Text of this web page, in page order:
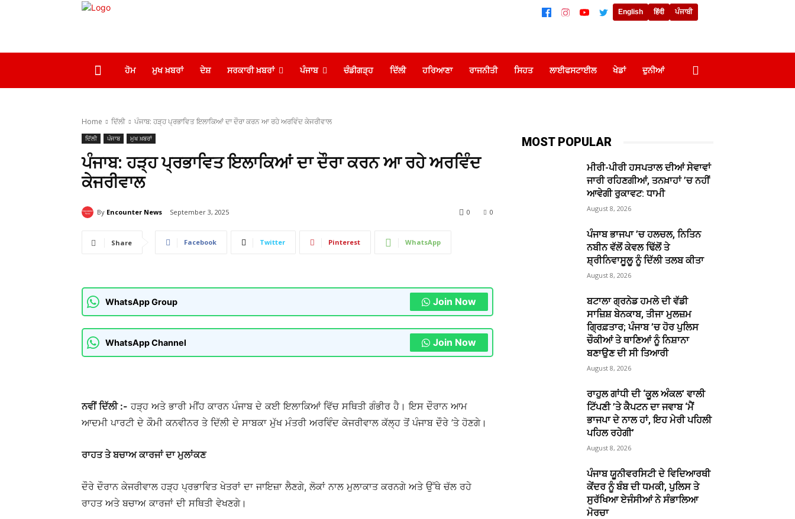
English हिंदी ਪੰਜਾਬੀ
ਹੋਮ ਮੁਖ ਖ਼ਬਰਾਂ ਦੇਸ਼ ਸਰਕਾਰੀ ਖ਼ਬਰਾਂ ਪੰਜਾਬ ਚੰਡੀਗੜ੍ਹ ਦਿੱਲੀ ਹਰਿਆਣਾ ਰਾਜਨੀਤੀ ਸਿਹਤ ਲਾਈਫਸਟਾਈਲ ਖੇਡਾਂ ਦੁਨੀਆਂ
Home ਦਿੱਲੀ ਪੰਜਾਬ: ਹੜ੍ਹ ਪ੍ਰਭਾਵਿਤ ਇਲਾਕਿਆਂ ਦਾ ਦੌਰਾ ਕਰਨ ਆ ਰਹੇ ਅਰਵਿੰਦ ਕੇਜਰੀਵਾਲ
ਦਿੱਲੀ ਪੰਜਾਬ ਮੁਖ ਖ਼ਬਰਾਂ
ਪੰਜਾਬ: ਹੜ੍ਹ ਪ੍ਰਭਾਵਿਤ ਇਲਾਕਿਆਂ ਦਾ ਦੌਰਾ ਕਰਨ ਆ ਰਹੇ ਅਰਵਿੰਦ
ਕੇਜਰੀਵਾਲ
By Encounter News September 3, 2025 0
0
Share Facebook Twitter Pinterest WhatsApp
WhatsApp Group Join Now
WhatsApp Channel Join Now
ਨਵੀਂ ਦਿੱਲੀ :- ਹੜ੍ਹ ਅਤੇ ਭਾਰੀ ਮੀਂਹ ਕਾਰਨ ਪੰਜਾਬ ਦੇ ਕਈ ਇਲਾਕਿਆਂ ਵਿੱਚ ਸਥਿਤੀ ਗੰਭੀਰ ਹੈ। ਇਸ ਦੌਰਾਨ ਆਮ
ਆਦਮੀ ਪਾਰਟੀ ਦੇ ਕੌਮੀ ਕਨਵੀਨਰ ਤੇ ਦਿੱਲੀ ਦੇ ਸਾਬਕਾ ਮੁੱਖ ਮੰਤਰੀ ਅਰਵਿੰਦ ਕੇਜਰੀਵਾਲ ਕੱਲ੍ਹ ਤੋਂ ਪੰਜਾਬ ਦੌਰੇ ’ਤੇ ਹੋਣਗੇ।
ਰਾਹਤ ਤੇ ਬਚਾਅ ਕਾਰਜਾਂ ਦਾ ਮੁਲਾਂਕਣ
ਦੌਰੇ ਦੌਰਾਨ ਕੇਜਰੀਵਾਲ ਹੜ੍ਹ ਪ੍ਰਭਾਵਿਤ ਖੇਤਰਾਂ ਦਾ ਜਾਇਜ਼ਾ ਲੈਣਗੇ, ਲੋਕਾਂ ਨਾਲ ਮੁਲਾਕਾਤ ਕਰਨਗੇ ਅਤੇ ਉੱਥੇ ਚੱਲ ਰਹੇ
ਰਾਹਤ ਅਤੇ ਬਚਾਅ ਕਾਰਜਾਂ ਦੀ ਸਥਿਤੀ ਵੇਖਣਗੇ।
MOST POPULAR
ਮੀਰੀ-ਪੀਰੀ ਹਸਪਤਾਲ ਦੀਆਂ ਸੇਵਾਵਾਂ
ਜਾਰੀ ਰਹਿਣਗੀਆਂ, ਤਨਖ਼ਾਹਾਂ ’ਚ ਨਹੀਂ
ਆਵੇਗੀ ਰੁਕਾਵਟ: ਧਾਮੀ
August 8, 2026
ਪੰਜਾਬ ਭਾਜਪਾ ’ਚ ਹਲਚਲ, ਨਿਤਿਨ
ਨਬੀਨ ਵੱਲੋਂ ਕੇਵਲ ਢਿੱਲੋਂ ਤੇ
ਸ਼੍ਰੀਨਿਵਾਸੂਲੂ ਨੂੰ ਦਿੱਲੀ ਤਲਬ ਕੀਤਾ
August 8, 2026
ਬਟਾਲਾ ਗ੍ਰਨੇਡ ਹਮਲੇ ਦੀ ਵੱਡੀ
ਸਾਜ਼ਿਸ਼ ਬੇਨਕਾਬ, ਤੀਜਾ ਮੁਲਜ਼ਮ
ਗ੍ਰਿਫ਼ਤਾਰ; ਪੰਜਾਬ ’ਚ ਹੋਰ ਪੁਲਿਸ
ਚੌਕੀਆਂ ਤੇ ਥਾਣਿਆਂ ਨੂੰ ਨਿਸ਼ਾਨਾ
ਬਣਾਉਣ ਦੀ ਸੀ ਤਿਆਰੀ
August 8, 2026
ਰਾਹੁਲ ਗਾਂਧੀ ਦੀ ‘ਕੂਲ ਅੰਕਲ’ ਵਾਲੀ
ਟਿੱਪਣੀ ’ਤੇ ਕੈਪਟਨ ਦਾ ਜਵਾਬ ‘ਮੈਂ
ਭਾਜਪਾ ਦੇ ਨਾਲ ਹਾਂ, ਇਹ ਮੇਰੀ ਪਹਿਲੀ
ਪਹਿਲ ਰਹੇਗੀ’
August 8, 2026
ਪੰਜਾਬ ਯੂਨੀਵਰਸਿਟੀ ਦੇ ਵਿਦਿਆਰਥੀ
ਕੇਂਦਰ ਨੂੰ ਬੰਬ ਦੀ ਧਮਕੀ, ਪੁਲਿਸ ਤੇ
ਸੁਰੱਖਿਆ ਏਜੰਸੀਆਂ ਨੇ ਸੰਭਾਲਿਆ
ਮੋਰਚਾ